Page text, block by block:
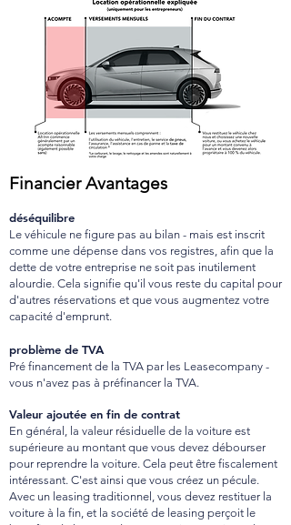
FinancierAvantages
déséquilibre
Le véhicule ne figure pas au bilan - mais est inscrit
comme une dépense dans vos registres, afin que la
dette de votre entreprise ne soit pas inutilement
alourdie. Cela signifie qu'il vous reste du capital pour
d'autres réservations et que vous augmentez votre
capacité d'emprunt.
problème de TVA
Pré financement de la TVA par les Leasecompany -
vous n'avez pas à préfinancer la TVA.
Valeur ajoutée en fin de contrat
En général, la valeur résiduelle de la voiture est
supérieure au montant que vous devez débourser
pour reprendre la voiture. Cela peut être fiscalement
intéressant. C'est ainsi que vous créez un pécule.
Avec un leasing traditionnel, vous devez restituer la
voiture à la fin, et la société de leasing perçoit le